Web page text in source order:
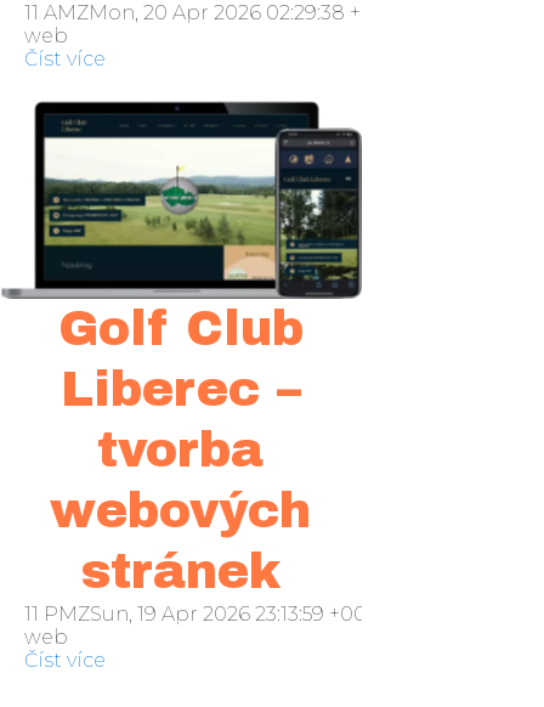
11 AMZMon, 20 Apr 2026 02:29:38 +000029pondělí
web
Číst více
Golf Club
Liberec –
tvorba
webových
stránek
11 PMZSun, 19 Apr 2026 23:13:59 +000013neděle 2016
web
Číst více